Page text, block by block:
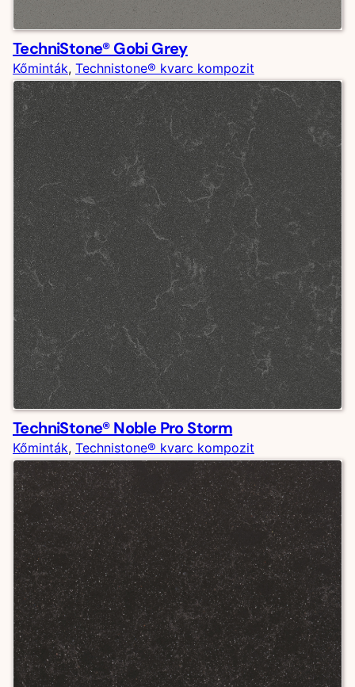
TechniStone® Gobi Grey
Kőminták, Technistone® kvarc kompozit
TechniStone® Noble Pro Storm
Kőminták, Technistone® kvarc kompozit